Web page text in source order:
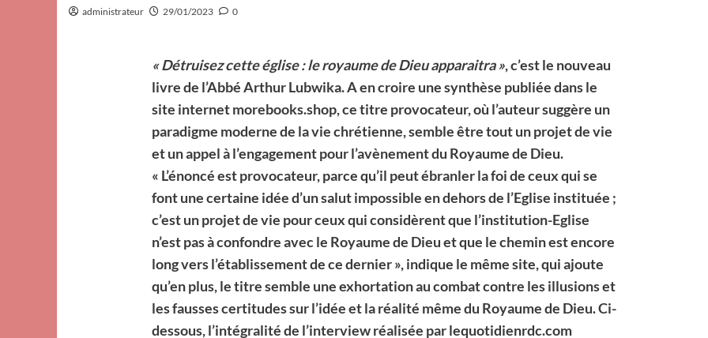
administrateur 29/01/2023 0
« Détruisez cette église : le royaume de Dieu apparaitra », c’est le nouveau
livre de l’Abbé Arthur Lubwika. A en croire une synthèse publiée dans le
site internet morebooks.shop, ce titre provocateur, où l’auteur suggère un
paradigme moderne de la vie chrétienne, semble être tout un projet de vie
et un appel à l’engagement pour l’avènement du Royaume de Dieu.
« L’énoncé est provocateur, parce qu’il peut ébranler la foi de ceux qui se
font une certaine idée d’un salut impossible en dehors de l’Eglise instituée ;
c’est un projet de vie pour ceux qui considèrent que l’institution-Eglise
n’est pas à confondre avec le Royaume de Dieu et que le chemin est encore
long vers l’établissement de ce dernier », indique le même site, qui ajoute
qu’en plus, le titre semble une exhortation au combat contre les illusions et
les fausses certitudes sur l’idée et la réalité même du Royaume de Dieu. Ci-
dessous, l’intégralité de l’interview réalisée par lequotidienrdc.com